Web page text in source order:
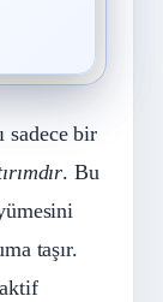
sadece bir
. Bu
taşır.